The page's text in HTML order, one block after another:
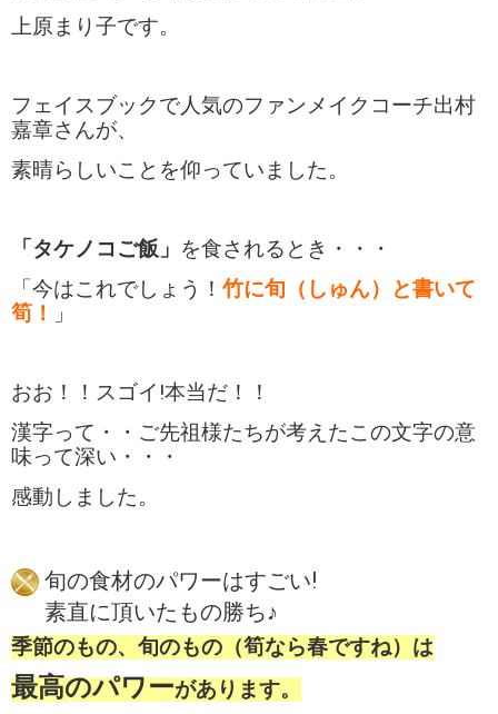
上原まり子です。
フェイスブックで人気のファンメイクコーチ出村
嘉章さんが、
素晴らしいことを仰っていました。
「タケノコご飯」 を食されるとき・・・
「今はこれでしょう！ 竹に旬（しゅん）と書いて
筍！
」
おお！！ スゴイ!本当だ！！
漢字って・・ ご先祖様たちが考えたこの文字の意
味って深い・・・
感動しました。
旬の食材のパワーはすごい!
素直に頂いたもの勝ち♪
季節のもの、旬のもの（筍なら春ですね） は
最高のパワーがあります。